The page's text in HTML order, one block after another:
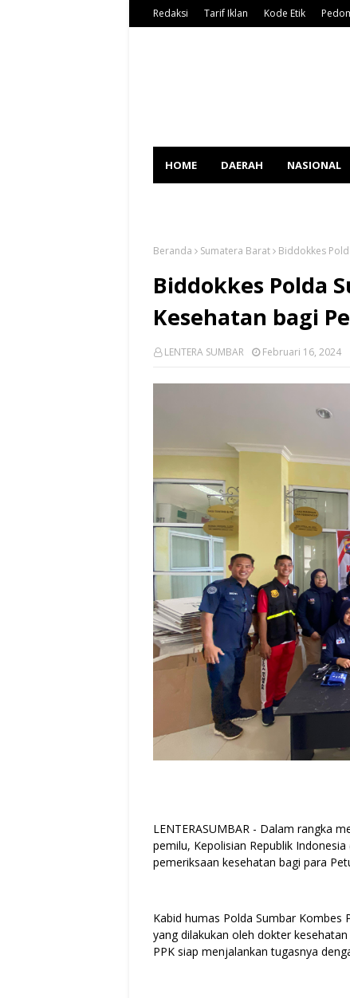
Redaksi Tarif Iklan Kode Etik
HOME DAERAH NASIONAL
Beranda Sumatera Barat Biddokkes
Biddokkes Polda
Kesehatan bagi
LENTERA SUMBAR Februari 16, 2024
LENTERASUMBAR - Dalam rangka
pemilu, Kepolisian Republik
pemeriksaan kesehatan bagi para
Kabid humas Polda Sumbar Kombes
yang dilakukan oleh dokter
PPK siap menjalankan tugasnya